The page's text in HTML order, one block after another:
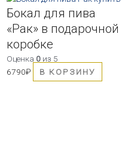
Бокал для пива
«Рак» в подарочной
коробке
Оценка 0из 5
6790₽ В КОРЗИНУ